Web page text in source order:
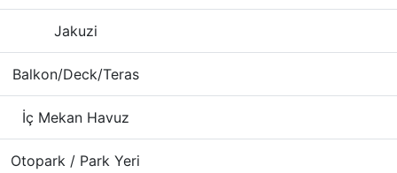
Jakuzi
Balkon/Deck/Teras
İç Mekan Havuz
Otopark / Park Yeri